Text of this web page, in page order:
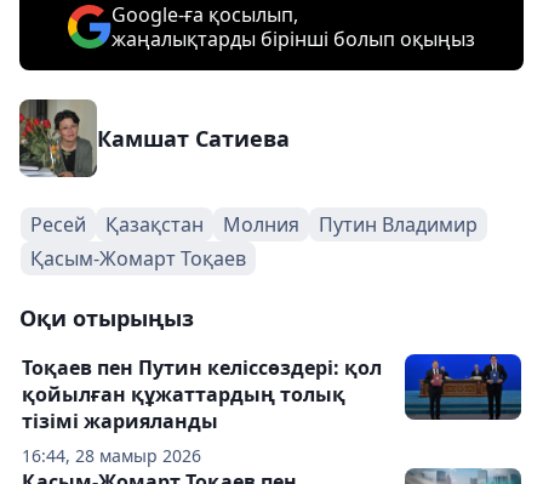
Google-ға қосылып,
жаңалықтарды бірінші болып оқыңыз
Камшат Сатиева
Ресей Қазақстан Молния
Путин Владимир
Қасым-Жомарт Тоқаев
Оқи отырыңыз
16:44, 28 мамыр 2026
Тоқаев пен Путин келіссөздері: қол
қойылған құжаттардың толық
тізімі жарияланды